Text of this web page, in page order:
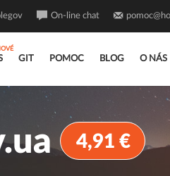
GIT POMOC BLOG O NÁS
On-line chat
4,91 €